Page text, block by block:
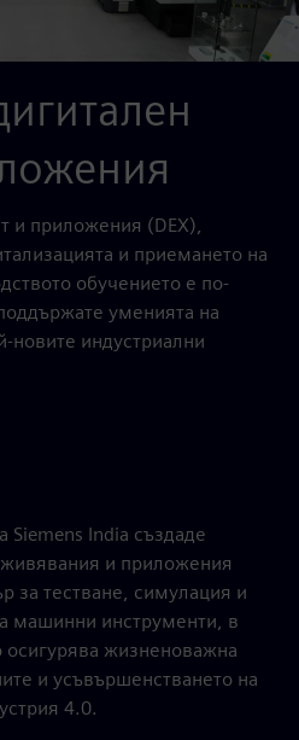
и приложения (DEX),
и приемането на
обучението е по-
уменията на
новите индустриални
Siemens India създаде
и приложения
за тестване, симулация и
машинни инструменти, в
жизненоважна
и усъвършенстването на
4.0.